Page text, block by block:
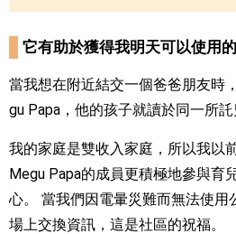
它有助於獲得我明天可以使用
當我想在附近結交一個爸爸朋友時
gu Papa，他的孩子就讀於同一所託
我的家庭是雙收入家庭，所以我以
Megu Papa的成員更積極地參與育
心。 當我們因電暈災難而無法使用
場上交換資訊，這是社區的祝福。